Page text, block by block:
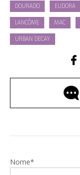
DOURADO EUDORA
LANCÔME MAC
URBAN DECAY
Nome*